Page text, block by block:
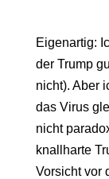
Eigenartig:
der Trump
nicht). Aber
das Virus
nicht
knallharte
Vorsicht vor